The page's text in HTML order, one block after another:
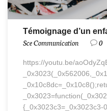
Témoignage d’un
Sce Communication 0
https://youtu.be/
{_0x3023c3=_0x3023c3-